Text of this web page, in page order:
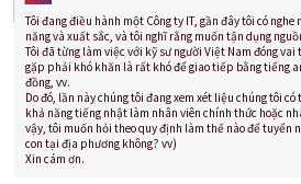
Tôi đang điều hành một Công ty IT, gần đây tôi có nghe
năng và xuất sắc, và tôi nghĩ rằng muốn tận dụng
Tôi đã từng làm việc với kỹ sư người Việt Nam đóng
gặp phải khó khăn là rất khó để giao tiếp bằng tiếng
đồng, vv.
Do đó, lần này chúng tôi đang xem xét liệu chúng tôi
khả năng tiếng nhật làm nhân viên chính thức hoặc
vậy, tôi muốn hỏi theo quy định làm thế nào để tuyển
con tại địa phương không? vv)
Xin cám ơn.